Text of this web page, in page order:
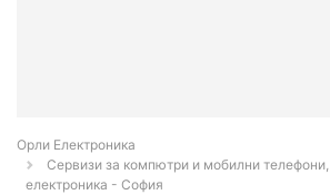
Орли Електроника
Сервизи за компютри и мобилни
електроника - София